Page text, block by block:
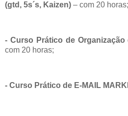
(gtd, 5s´s, Kaizen) – com 20 horas;
- Curso Prático de
com 20 horas;
- Curso Prático de E-MAIL